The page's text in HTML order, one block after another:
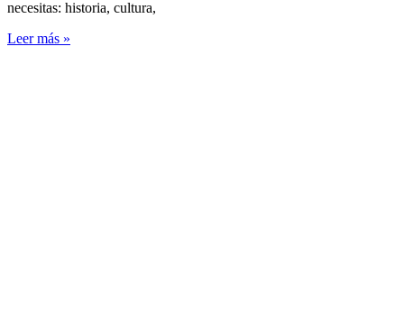
necesitas: historia, cultura,
Leer más »